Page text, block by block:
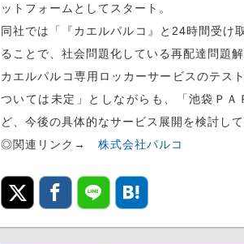
ットフォームとしてスタート。
同社では「『カエルパルコ』と24時間受け
ることで、社会問題化している再配達問題
カエルパルコ専用ロッカーサービスのテス
ついては未定」としながらも、「池袋Ｐ
ど、今後の具体的なサービス展開を検討し
◎関連リンク→ 株式会社パルコ